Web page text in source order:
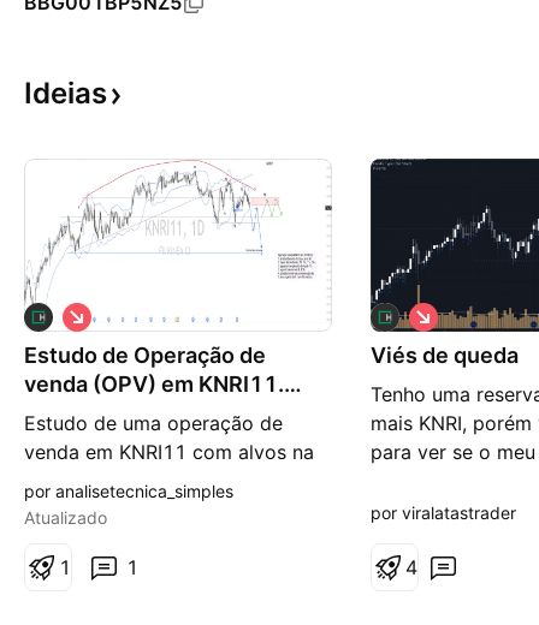
Ideias
Estudo de Operação de
venda (OPV) em KNRI11.
Alvo entre 2-5%.
Estudo de uma operação de
venda em KNRI11 com alvos na
ordem de 2-5% e stops 1:1, isto
é, 2-5% também. Racional tá um
V
i
é
d
b
a
x
a
por analisetecnica_simples
Atualizado
1
1
Viés de queda
Tenho uma
mais KNRI,
para ver se o
representam
V
i
é
d
b
a
a
por viralatastrader
4